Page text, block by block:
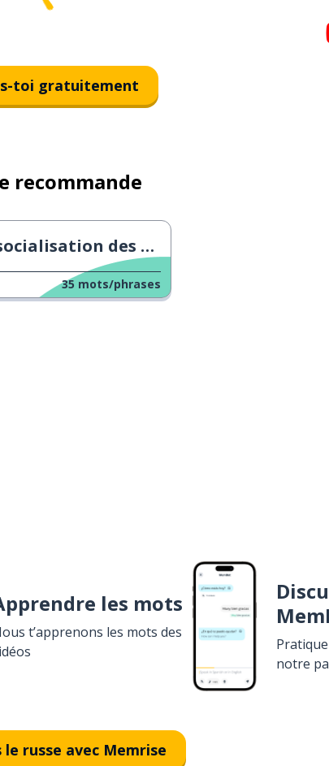
toi gratuitement
recommande
des chats
35 mots/phrases
les mots
t’apprenons les mots des
notre
le russe avec Memrise